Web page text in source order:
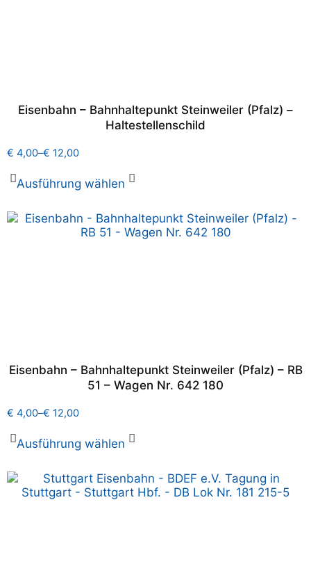
Eisenbahn – Bahnhaltepunkt Steinweiler (Pfalz) –
Haltestellenschild
€ 4,00–€ 12,00
Ausführung wählen
Eisenbahn – Bahnhaltepunkt Steinweiler (Pfalz) – RB
51 – Wagen Nr. 642 180
€ 4,00–€ 12,00
Ausführung wählen